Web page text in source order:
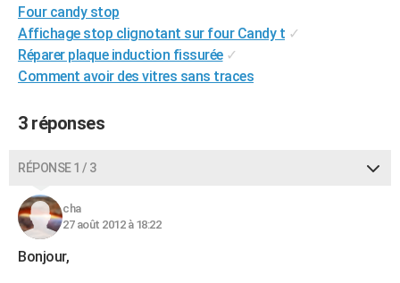
GUIDES D'ACHAT
BONS PLANS
Carte de Noël
Carte Bonne année
Carte Saint-Valentin
Carte Pâques
Carte d'anniversaire
DICTIONNAIRE
Dictionnaire
Biographies
Citations
Expressions
Proverbes
PROGRAMME TV
COPAINS D'AVANT
S'inscrire
Se connecter
Lycées
Collèges
Primaires
Universités
Entreprises
Service militaire
Avis de recherche
AVIS DE DÉCÈS
Four candy stop
Affichage stop clignotant sur four Candy t ✓
Réparer plaque induction fissurée ✓
Comment avoir des vitres sans traces
3 réponses
RÉPONSE 1 / 3
cha
27 août 2012 à 18:22
Bonjour,